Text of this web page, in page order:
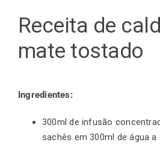
Receita de
mate tostado
Ingredientes:
300ml de infusão
sachês em 300ml de água